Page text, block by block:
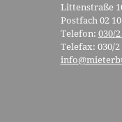
Littenstraße
Postfach 02
Telefon: 030/
Telefax: 030/2